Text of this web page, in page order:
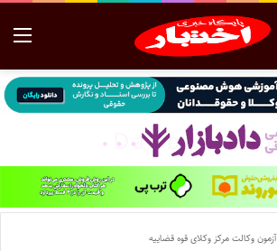
آزمون وکالت مرکز وکلای قوه قضاییه